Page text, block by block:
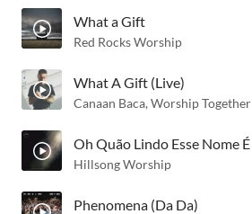
What a Gift
Red Rocks Worship
What A Gift (Live)
Canaan Baca, Worship Together
Oh Quão Lindo Esse Nome É
Hillsong Worship
Phenomena (Da Da)